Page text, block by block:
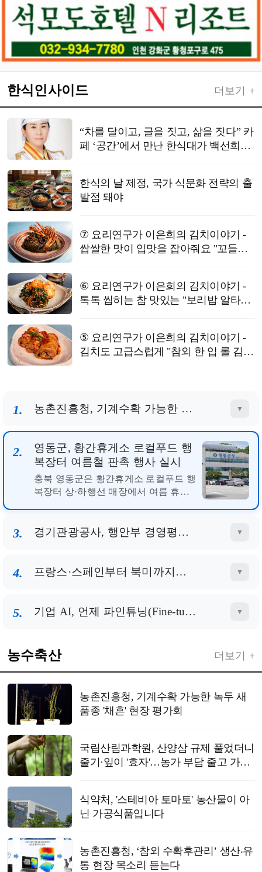
한식인사이드 더보기 +
“차를 달이고, 글을 짓고, 삶을 짓다” 카
페 ‘공간’에서 만난 한식대가 백선희의
한식의 날 제정, 국가 식문화 전략의 출
발점 돼야
⑦ 요리연구가 이은희의 김치이야기 -
쌉쌀한 맛이 입맛을 잡아줘요 "꼬들빼
⑥ 요리연구가 이은희의 김치이야기 -
톡톡 씹히는 참 맛있는 "보리밥 알타리
⑤ 요리연구가 이은희의 김치이야기 -
김치도 고급스럽게 "참외 한 입 롤 김
1. 농촌진흥청, 기계수확 가능한 녹두 새 품종 '채흔' 현장 평가회 ▼
2. 영동군, 황간휴게소 로컬푸드 행복장터 여름철 판촉 행사 실시 ▼
경기관광공사, 행안부 경영평가
‘2026년(2025년 실적) 지방공기업 경영
위 경영성과를 인정받았다. 경기관광공
4. 프랑스·스페인부터 북미까지…제주, 글로벌 고부가 관광시장의 중심에 서다 ▼
5. 기업 AI, 언제 파인튜닝(Fine-tuning)이 필요할까... '모든 데이터를 다시 학습시킬 필요는 없다' ▼
농수축산 더보기 +
농촌진흥청, 기계수확 가능한 녹두 새
품종 '채흔' 현장 평가회
국립산림과학원, 산양삼 규제 풀었더니
줄기·잎이 '효자'…농가 부담 줄고 가공
식약처, '스테비아 토마토' 농산물이 아
닌 가공식품입니다
농촌진흥청, ‘참외 수확후관리’ 생산‧유
통 현장 목소리 듣는다